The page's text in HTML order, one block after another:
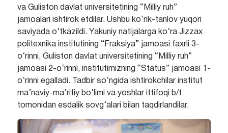
va Guliston davlat universitetining “Milliy ruh”
jamoalari ishtirok etdilar. Ushbu ko‘rik-tanlov yuqori
saviyada o‘tkazildi. Yakuniy natijalarga ko‘ra Jizzax
politexnika institutining “Fraksiya” jamoasi faxrli 3-
o‘rinni, Guliston davlat universitetining “Milliy ruh”
jamoasi 2-o‘rinni, institutimizning “Status” jamoasi 1-
o‘rinni egalladi. Tadbir so‘ngida ishtirokchilar institut
ma’naviy-ma’rifiy bo‘limi va yoshlar ittifoqi b/t
tomonidan esdalik sovg‘alari bilan taqdirlandilar.